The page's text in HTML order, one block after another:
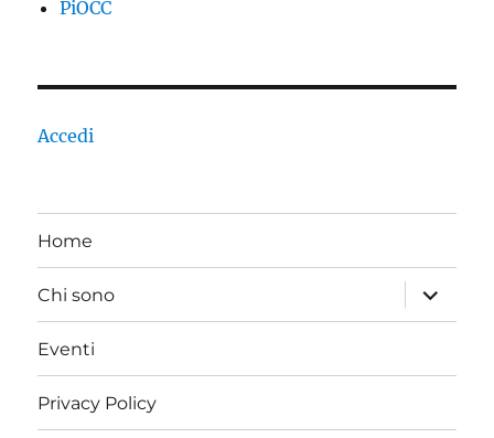
PiOCC
Accedi
Home
Chi sono
apri
i
menu
Eventi
Privacy Policy